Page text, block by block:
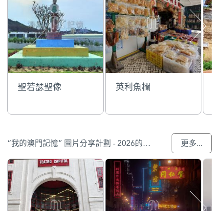
聖若瑟聖像 英利魚欄
“我的澳門記憶” 圖片分享計劃 - 2026的參與作品 更多...